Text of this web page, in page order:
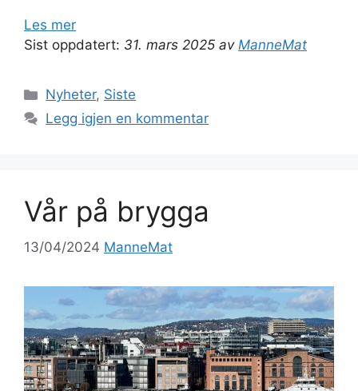
Les mer
Sist oppdatert: 31. mars 2025 av ManneMat
Kategorier
Nyheter, Siste
Legg igjen en kommentar
Vår på brygga
13/04/2024 ManneMat